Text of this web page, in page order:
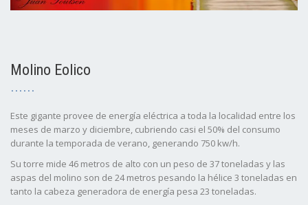
Molino Eolico
Este gigante provee de energía eléctrica a toda la localidad entre los
meses de marzo y diciembre, cubriendo casi el 50% del consumo
durante la temporada de verano, generando 750 kw/h.
Su torre mide 46 metros de alto con un peso de 37 toneladas y las
aspas del molino son de 24 metros pesando la hélice 3 toneladas en
tanto la cabeza generadora de energía pesa 23 toneladas.